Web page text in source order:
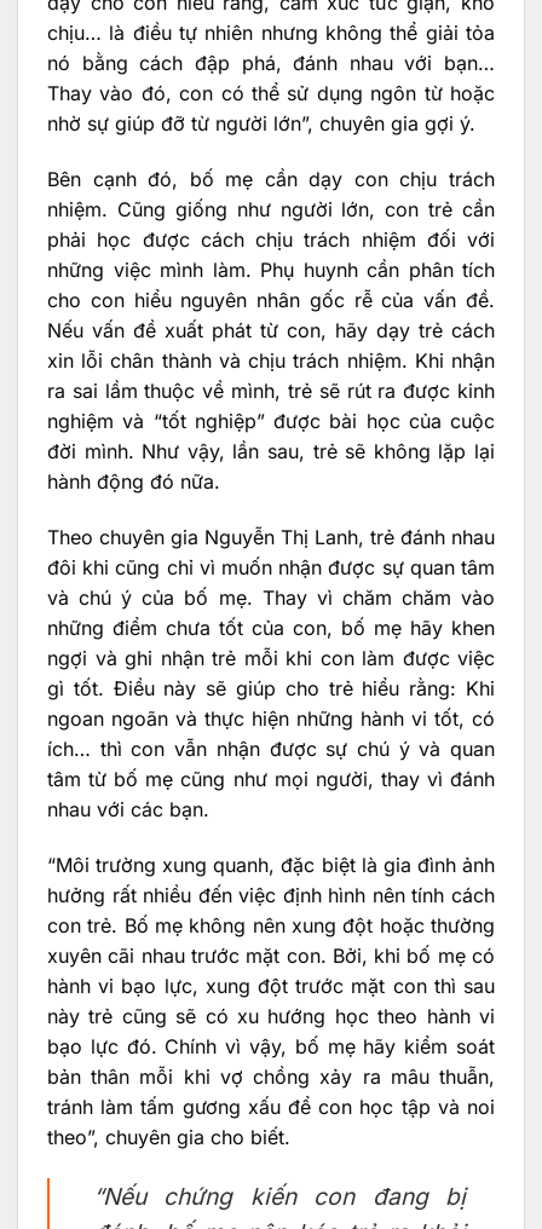
chịu… là điều tự nhiên nhưng không thể giải tỏa
nó bằng cách đập phá, đánh nhau với bạn…
Thay vào đó, con có thể sử dụng ngôn từ hoặc
nhờ sự giúp đỡ từ người lớn”, chuyên gia gợi ý.
Bên cạnh đó, bố mẹ cần dạy con chịu trách
nhiệm. Cũng giống như người lớn, con trẻ cần
phải học được cách chịu trách nhiệm đối với
những việc mình làm. Phụ huynh cần phân tích
cho con hiểu nguyên nhân gốc rễ của vấn đề.
Nếu vấn đề xuất phát từ con, hãy dạy trẻ cách
xin lỗi chân thành và chịu trách nhiệm. Khi nhận
ra sai lầm thuộc về mình, trẻ sẽ rút ra được kinh
nghiệm và “tốt nghiệp” được bài học của cuộc
đời mình. Như vậy, lần sau, trẻ sẽ không lặp lại
hành động đó nữa.
Theo chuyên gia Nguyễn Thị Lanh, trẻ đánh nhau
đôi khi cũng chỉ vì muốn nhận được sự quan tâm
và chú ý của bố mẹ. Thay vì chăm chăm vào
những điểm chưa tốt của con, bố mẹ hãy khen
ngợi và ghi nhận trẻ mỗi khi con làm được việc
gì tốt. Điều này sẽ giúp cho trẻ hiểu rằng: Khi
ngoan ngoãn và thực hiện những hành vi tốt, có
ích… thì con vẫn nhận được sự chú ý và quan
tâm từ bố mẹ cũng như mọi người, thay vì đánh
nhau với các bạn.
“Môi trường xung quanh, đặc biệt là gia đình ảnh
hưởng rất nhiều đến việc định hình nên tính cách
con trẻ. Bố mẹ không nên xung đột hoặc thường
xuyên cãi nhau trước mặt con. Bởi, khi bố mẹ có
hành vi bạo lực, xung đột trước mặt con thì sau
này trẻ cũng sẽ có xu hướng học theo hành vi
bạo lực đó. Chính vì vậy, bố mẹ hãy kiểm soát
bản thân mỗi khi vợ chồng xảy ra mâu thuẫn,
tránh làm tấm gương xấu để con học tập và noi
theo”, chuyên gia cho biết.
“Nếu chứng kiến con đang bị